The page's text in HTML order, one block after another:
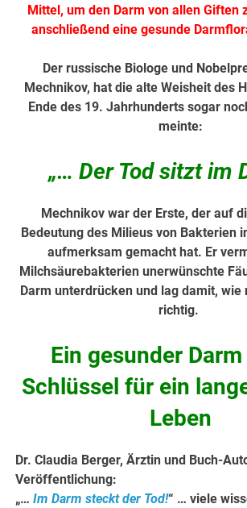
Mittel, um den Darm von allen Giften
anschließend eine gesunde
Der russische Biologe und
Mechnikov, hat die alte Weisheit des
Ende des 19. Jahrhunderts sogar
meinte:
„… Der Tod sitzt im
Mechnikov war der Erste, der auf
Bedeutung des Milieus von Bakterien
aufmerksam gemacht hat. Er
Milchsäurebakterien unerwünschte
Darm unterdrücken und lag damit, wie
richtig.
Ein gesunder
Schlüssel für ein
Leben
Dr. Claudia Berger, Ärztin und Buch-
Veröffentlichung:
„…Im Darm steckt der Tod!“ … viele